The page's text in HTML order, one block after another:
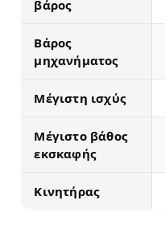
βάρος
Βάρος
μηχανήματος
Μέγιστη ισχύς
Μέγιστο βάθος
εκσκαφής
Κινητήρας